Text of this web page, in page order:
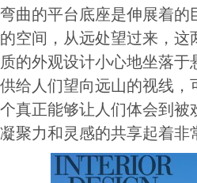
弯曲的平台底座是伸展着
的空间，从远处望过来，
质的外观设计小心地坐落
供给人们望向远山的视线
个真正能够让人们体会到
凝聚力和灵感的共享起着非